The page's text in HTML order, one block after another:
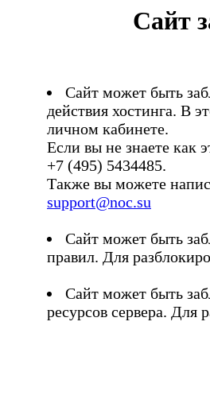
Сайт
Сайт может быть
действия хостинга. В
личном кабинете.
Если вы не знаете как
+7 (495) 5434485.
Также вы можете
support@noc.su
Сайт может быть
правил. Для
Сайт может быть
ресурсов сервера. Для